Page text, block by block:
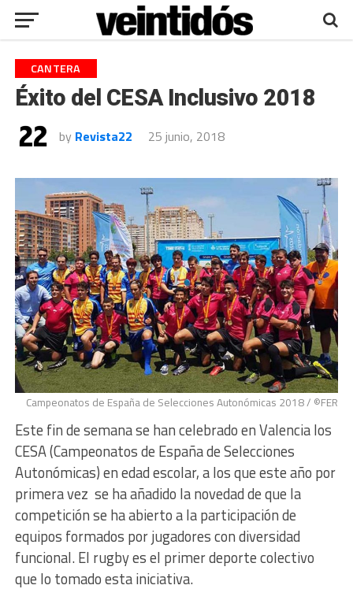
CANTERA
Éxito del CESA Inclusivo 2018
by Revista22 25 junio, 2018
Campeonatos de España de Selecciones Autonómicas 2018 / ©FER
Este fin de semana se han celebrado en Valencia los
CESA (Campeonatos de España de Selecciones
Autonómicas) en edad escolar, a los que este año por
primera vez se ha añadido la novedad de que la
competición se ha abierto a la participación de
equipos formados por jugadores con diversidad
funcional. El rugby es el primer deporte colectivo
que lo tomado esta iniciativa.